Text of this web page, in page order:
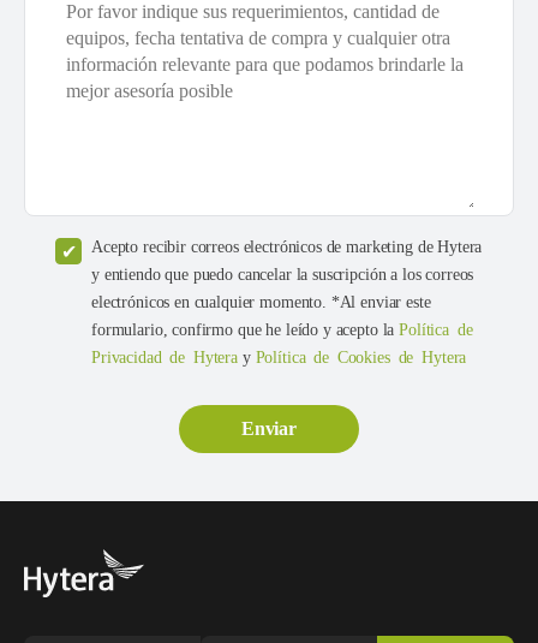
Acepto recibir correos electrónicos de marketing de Hytera
y entiendo que puedo cancelar la suscripción a los correos
electrónicos en cualquier momento. *Al enviar este
formulario, confirmo que he leído y acepto laPolítica de
Privacidad de Hytera y Política de Cookies de Hytera